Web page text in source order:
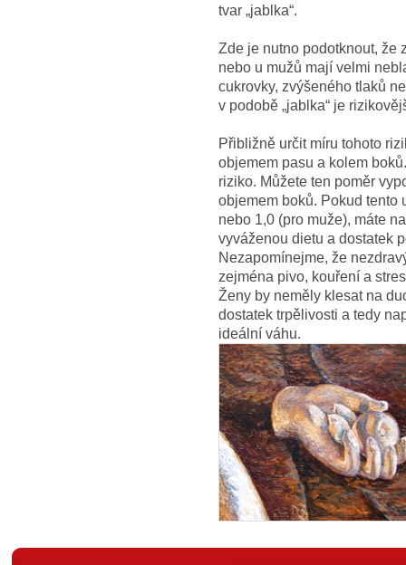
tvar „jablka“.
Zde je nutno podotknout, že
nebo u mužů mají velmi
cukrovky, zvýšeného tlaků
v podobě „jablka“ je
Přibližně určit míru tohoto
objemem pasu a kolem
riziko. Můžete ten poměr
objemem boků. Pokud tento
nebo 1,0 (pro muže), máte
vyváženou dietu a dostatek
Nezapomínejme, že
zejména pivo, kouření a
Ženy by neměly klesat na
dostatek trpělivosti a tedy
ideální váhu.